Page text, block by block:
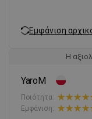
Εμφάνιση
Η
YaroM
Ποιότητα:
Εμφάνιση: